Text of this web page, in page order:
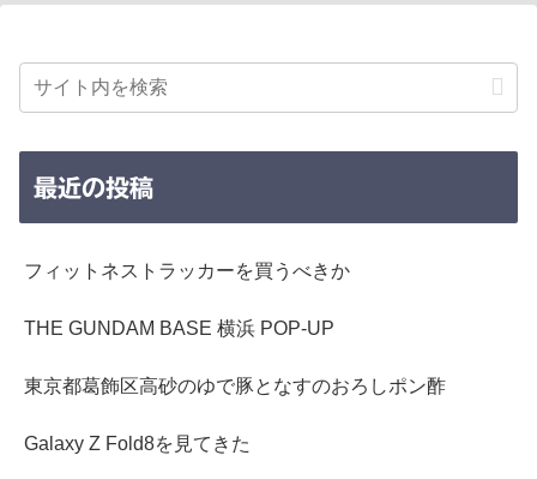
最近の投稿
フィットネストラッカーを買うべきか
THE GUNDAM BASE 横浜 POP-UP
東京都葛飾区高砂のゆで豚となすのおろしポン酢
Galaxy Z Fold8を見てきた